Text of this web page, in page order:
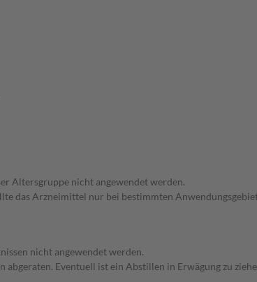
Altersgruppe nicht angewendet werden.
das Arzneimittel nur bei bestimmten
nicht angewendet werden.
Eventuell ist ein Abstillen in Erwägung zu